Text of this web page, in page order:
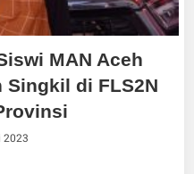
MAN Aceh
di FLS2N
2023